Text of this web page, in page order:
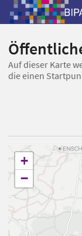
Auf dieser Karte
die einen
+
−